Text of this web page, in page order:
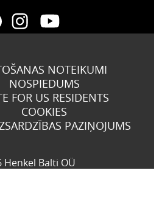
NOTEIKUMI
NOSPIEDUMS
FOR US RESIDENTS
COOKIES
PAZIŅOJUMS
Henkel Balti OÜ